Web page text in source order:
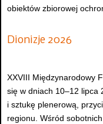
obiektów zbiorowej
Dionizje 2026
XXVIII Międzynarodowy
się w dniach 10–12 lipca
i sztukę plenerową,
regionu. Wśród